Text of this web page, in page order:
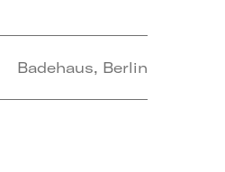
Badehaus, Berlin